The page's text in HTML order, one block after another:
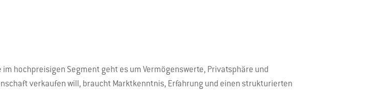
hochpreisigen Segment geht es um Vermögenswerte, Privatsphäre und
verkaufen will, braucht Marktkenntnis, Erfahrung und einen strukturierten